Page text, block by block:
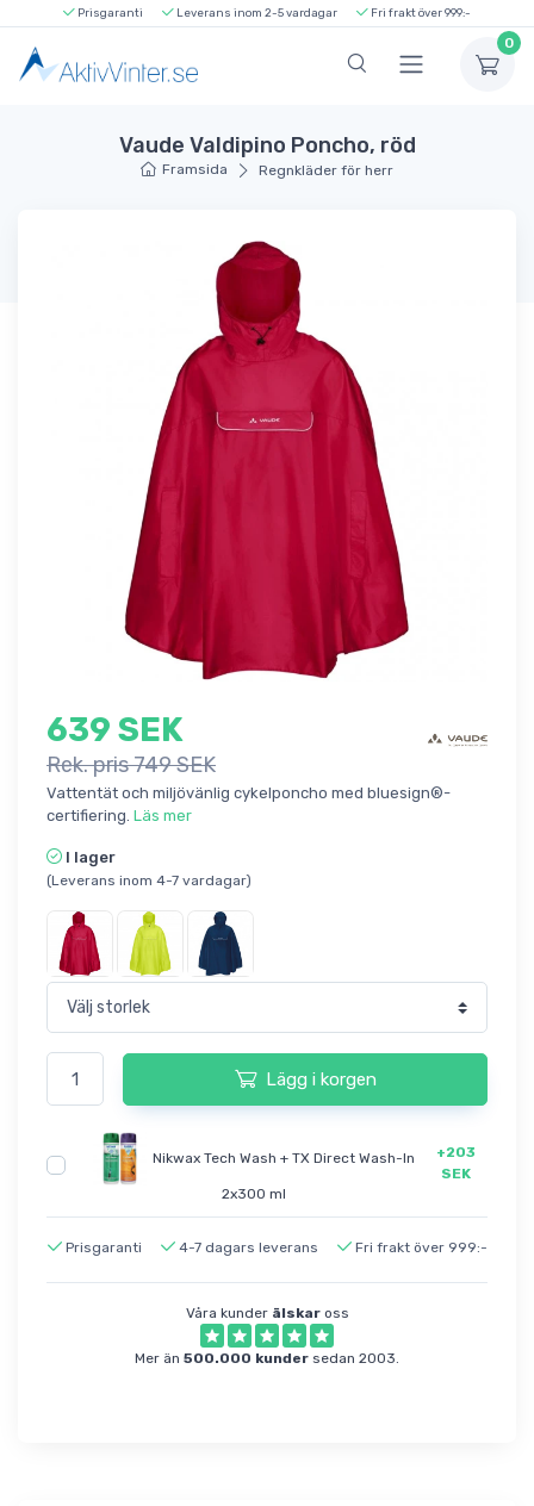
Prisgaranti Leverans inom 2-5 vardagar Fri frakt över 999:-
0
Vaude Valdipino Poncho, röd
Framsida Regnkläder för herr
639 SEK
Rek. pris 749 SEK
Vattentät och miljövänlig cykelponcho med bluesign®-
certifiering. Läs mer
I lager
(Leverans inom 4-7 vardagar)
Lägg i korgen
Nikwax Tech Wash + TX Direct Wash-In
2x300 ml
+203
SEK
Prisgaranti 4-7 dagars leverans Fri frakt över 999:-
Våra kunder älskaross
Mer än 500.000 kunder sedan 2003.